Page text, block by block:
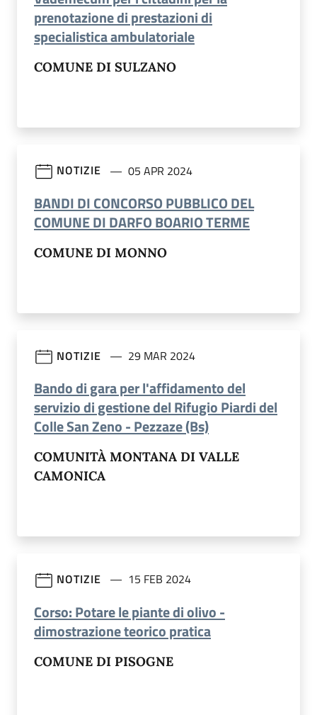
prenotazione di prestazioni di
specialistica ambulatoriale(apre in un'altra
COMUNE DI SULZANO
NOTIZIE 05 APR 2024
BANDI DI CONCORSO PUBBLICO DEL
COMUNE DI DARFO BOARIO TERME(apre in
COMUNE DI MONNO
NOTIZIE 29 MAR 2024
Bando di gara per l'affidamento del
servizio di gestione del Rifugio Piardi del
Colle San Zeno - Pezzaze (Bs)(apre in un'altra
COMUNITÀ MONTANA DI VALLE
CAMONICA
NOTIZIE 15 FEB 2024
Corso: Potare le piante di olivo -
dimostrazione teorico pratica(apre in un'altra
COMUNE DI PISOGNE